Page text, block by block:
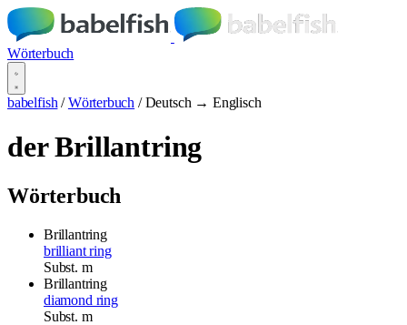
Wörterbuch
babelfish / Wörterbuch / Deutsch → Englisch
der Brillantring
Wörterbuch
Brillantring
brilliant ring
Subst. m
Brillantring
diamond ring
Subst. m